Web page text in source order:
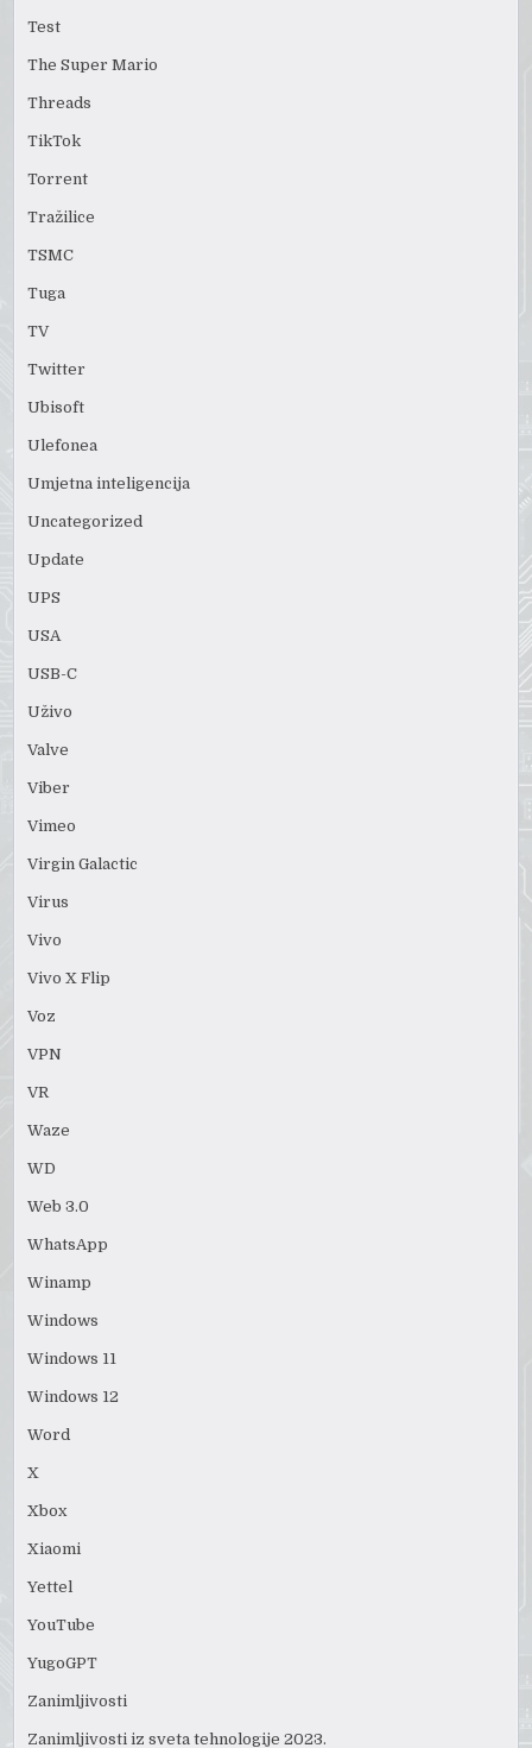
Test
The Super Mario
Threads
TikTok
Torrent
Tražilice
TSMC
Tuga
TV
Twitter
Ubisoft
Ulefonea
Umjetna inteligencija
Uncategorized
Update
UPS
USA
USB-C
Uživo
Valve
Viber
Vimeo
Virgin Galactic
Virus
Vivo
Vivo X Flip
Voz
VPN
VR
Waze
WD
Web 3.0
WhatsApp
Winamp
Windows
Windows 11
Windows 12
Word
X
Xbox
Xiaomi
Yettel
YouTube
YugoGPT
Zanimljivosti
Zanimljivosti iz sveta tehnologije 2023.